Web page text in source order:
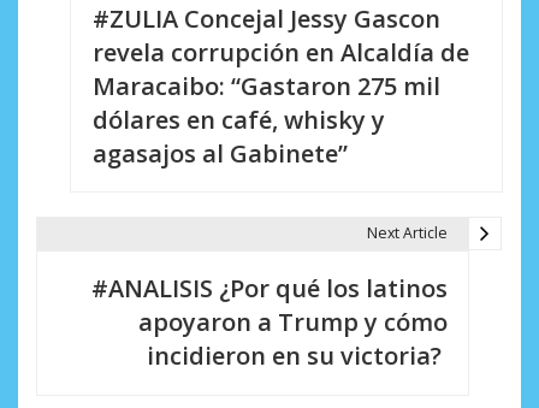
#ZULIA Concejal Jessy Gascon
revela corrupción en Alcaldía de
Maracaibo: “Gastaron 275 mil
dólares en café, whisky y
agasajos al Gabinete”
Next Article
#ANALISIS ¿Por qué los latinos
apoyaron a Trump y cómo
incidieron en su victoria?